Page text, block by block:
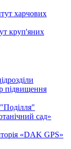
харчових
круп'яних
підвищення
сад»
«DAK GPS»